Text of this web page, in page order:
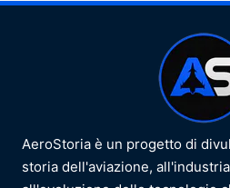
AeroStoria è un progetto di
storia dell'aviazione,